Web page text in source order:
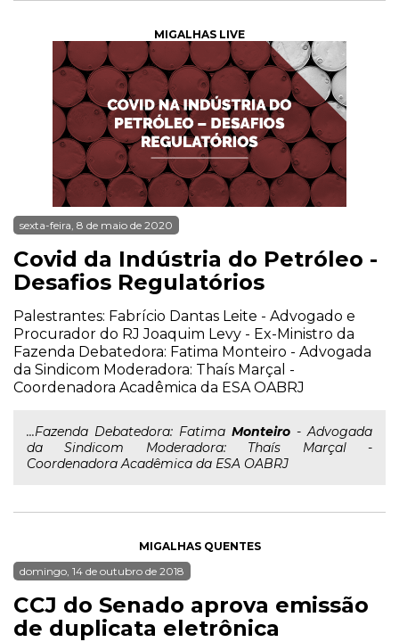
MIGALHAS LIVE
sexta-feira, 8 de maio de 2020
Covid da Indústria do Petróleo -
Desafios Regulatórios
Palestrantes: Fabrício Dantas Leite - Advogado e
Procurador do RJ Joaquim Levy - Ex-Ministro da
Fazenda Debatedora: Fatima Monteiro - Advogada
da Sindicom Moderadora: Thaís Marçal -
Coordenadora Acadêmica da ESA OABRJ
...Fazenda Debatedora: Fatima Monteiro - Advogada
da Sindicom Moderadora: Thaís Marçal -
Coordenadora Acadêmica da ESA OABRJ
MIGALHAS QUENTES
domingo, 14 de outubro de 2018
CCJ do Senado aprova emissão
de duplicata eletrônica